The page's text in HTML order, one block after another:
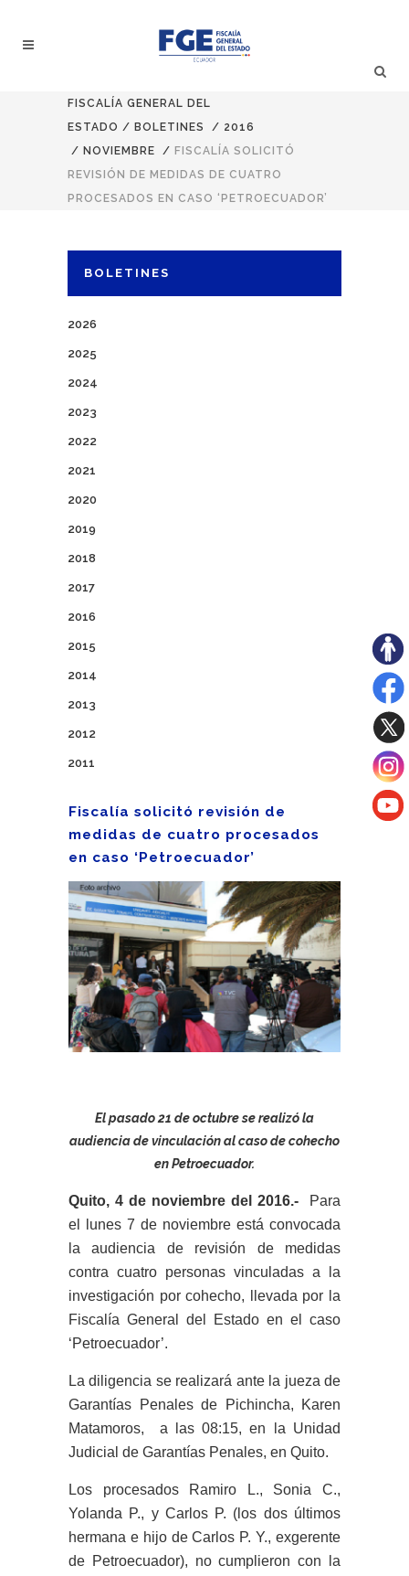
FISCALÍA GENERAL DEL
ESTADO / BOLETINES / 2016
/ NOVIEMBRE / FISCALÍA SOLICITÓ
REVISIÓN DE MEDIDAS DE CUATRO
PROCESADOS EN CASO ‘PETROECUADOR’
BOLETINES
2026
2025
2024
2023
2022
2021
2020
2019
2018
2017
2016
2015
2014
2013
2012
2011
Fiscalía solicitó revisión de
medidas de cuatro procesados
en caso ‘Petroecuador’
El pasado 21 de octubre se realizó la
audiencia de vinculación al caso de cohecho
en Petroecuador.
Quito, 4 de noviembre del 2016.- Para
el lunes 7 de noviembre está convocada
la audiencia de revisión de medidas
contra cuatro personas vinculadas a la
investigación por cohecho, llevada por la
Fiscalía General del Estado en el caso
‘Petroecuador’.
La diligencia se realizará ante la jueza de
Garantías Penales de Pichincha, Karen
Matamoros, a las 08:15, en la Unidad
Judicial de Garantías Penales, en Quito.
Los procesados Ramiro L., Sonia C.,
Yolanda P., y Carlos P. (los dos últimos
hermana e hijo de Carlos P. Y., exgerente
de Petroecuador), no cumplieron con la